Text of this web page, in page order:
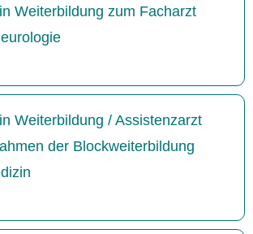
Weiterbildung zum Facharzt
Weiterbildung / Assistenzarzt
der Blockweiterbildung